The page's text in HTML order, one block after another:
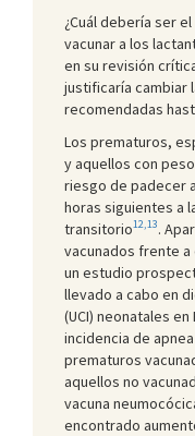
¿Cuál debería ser
vacunar a los
en su revisión
justificaría cambiar
recomendadas
Los prematuros,
y aquellos con
riesgo de padecer
horas siguientes a
transitorio12,13.
vacunados frente
un estudio
llevado a cabo en
(UCI) neonatales
incidencia de
prematuros
aquellos no
vacuna
encontrado